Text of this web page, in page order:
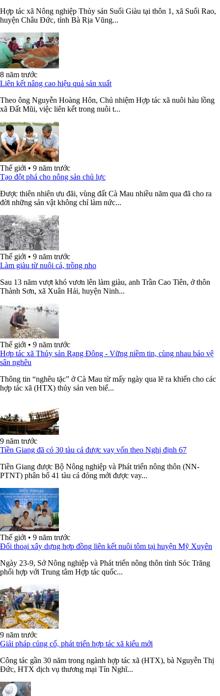
Hợp tác xã Nông nghiệp Thủy sản Suối Giàu tại thôn 1, xã Suối Rao,
huyện Châu Đức, tỉnh Bà Rịa Vũng...
8 năm trước
Liên kết nâng cao hiệu quả sản xuất
Theo ông Nguyễn Hoàng Hôn, Chủ nhiệm Hợp tác xã nuôi hàu lồng
xã Đất Mũi, việc liên kết trong nuôi t...
Thế giới • 9 năm trước
Tạo đột phá cho nông sản chủ lực
Ðược thiên nhiên ưu đãi, vùng đất Cà Mau nhiều năm qua đã cho ra
đời những sản vật không chỉ làm nức...
Thế giới • 9 năm trước
Làm giàu từ nuôi cá, trồng nho
Sau 13 năm vượt khó vươn lên làm giàu, anh Trần Cao Tiên, ở thôn
Thành Sơn, xã Xuân Hải, huyện Ninh...
Thế giới • 9 năm trước
Hợp tác xã Thủy sản Rạng Đông - Vững niềm tin, cùng nhau bảo vệ
sân nghêu
Thông tin “nghêu tặc” ở Cà Mau từ mấy ngày qua lẽ ra khiến cho các
hợp tác xã (HTX) thủy sản ven biể...
9 năm trước
Tiền Giang đã có 30 tàu cá được vay vốn theo Nghị định 67
Tiền Giang được Bộ Nông nghiệp và Phát triển nông thôn (NN-
PTNT) phân bổ 41 tàu cá đóng mới được vay...
Thế giới • 9 năm trước
Đối thoại xây dựng hợp đồng liên kết nuôi tôm tại huyện Mỹ Xuyên
Ngày 23-9, Sở Nông nghiệp và Phát triển nông thôn tỉnh Sóc Trăng
phối hợp với Trung tâm Hợp tác quốc...
9 năm trước
Giải pháp củng cố, phát triển hợp tác xã kiểu mới
Công tác gần 30 năm trong ngành hợp tác xã (HTX), bà Nguyễn Thị
Đức, HTX dịch vụ thương mại Tín Nghĩ...